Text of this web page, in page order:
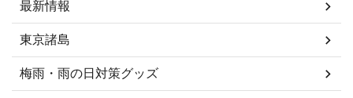
最新情報
東京諸島
梅雨・雨の日対策グッズ